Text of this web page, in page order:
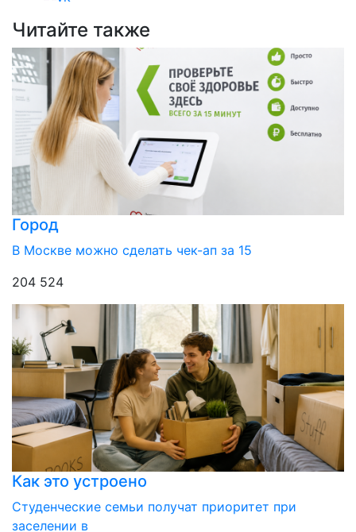
Читайте также
Город
В Москве можно сделать чек-ап за 15
204 524
Как это устроено
Студенческие семьи получат приоритет при
заселении в